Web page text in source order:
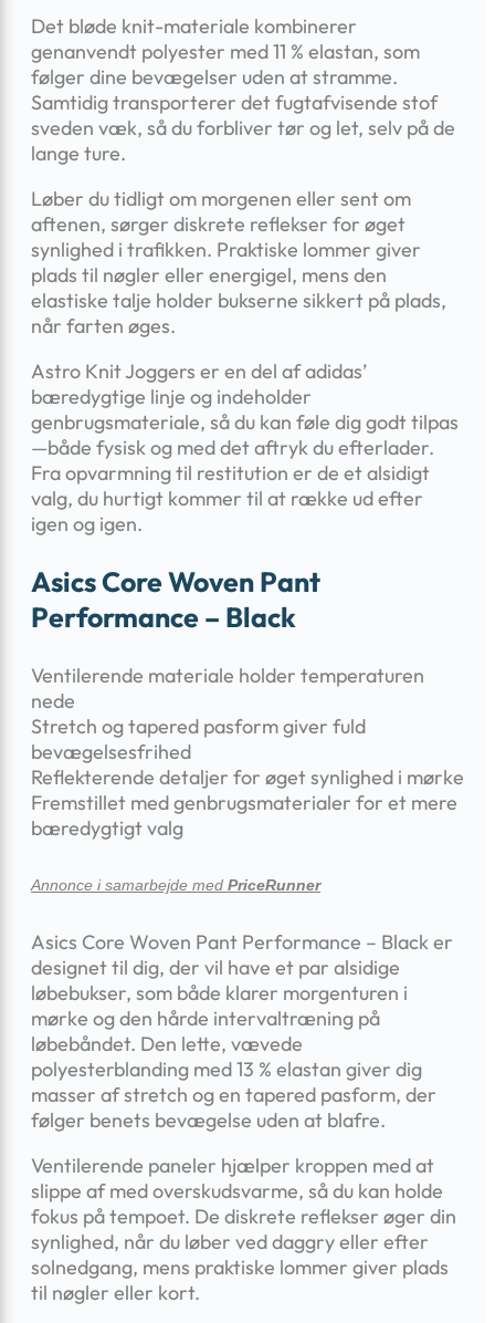
Det bløde knit-materiale kombinerer
genanvendt polyester med 11 % elastan, som
følger dine bevægelser uden at stramme.
Samtidig transporterer det fugtafvisende stof
sveden væk, så du forbliver tør og let, selv på de
lange ture.
Løber du tidligt om morgenen eller sent om
aftenen, sørger diskrete reflekser for øget
synlighed i trafikken. Praktiske lommer giver
plads til nøgler eller energigel, mens den
elastiske talje holder bukserne sikkert på plads,
når farten øges.
Astro Knit Joggers er en del af adidas’
bæredygtige linje og indeholder
genbrugsmateriale, så du kan føle dig godt tilpas
—både fysisk og med det aftryk du efterlader.
Fra opvarmning til restitution er de et alsidigt
valg, du hurtigt kommer til at række ud efter
igen og igen.
Asics Core Woven Pant
Performance – Black
Ventilerende materiale holder temperaturen
nede
Stretch og tapered pasform giver fuld
bevægelsesfrihed
Reflekterende detaljer for øget synlighed i mørke
Fremstillet med genbrugsmaterialer for et mere
bæredygtigt valg
Annonce i samarbejde med PriceRunner
Asics Core Woven Pant Performance – Black er
designet til dig, der vil have et par alsidige
løbebukser, som både klarer morgenturen i
mørke og den hårde intervaltræning på
løbebåndet. Den lette, vævede
polyesterblanding med 13 % elastan giver dig
masser af stretch og en tapered pasform, der
følger benets bevægelse uden at blafre.
Ventilerende paneler hjælper kroppen med at
slippe af med overskudsvarme, så du kan holde
fokus på tempoet. De diskrete reflekser øger din
synlighed, når du løber ved daggry eller efter
solnedgang, mens praktiske lommer giver plads
til nøgler eller kort.